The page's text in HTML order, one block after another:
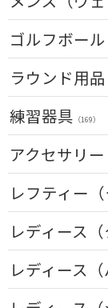
アイアン単
ウェッジ(右
パター(右用)
チッパー(右
USモデル
カスタム
トートバッ
カートバッ
トップス （55）
ボトムス
アウター
インナー（17）
ソックス（25）
グローブ （45）
その他 （11）
ゴルフボール
ラウンド用品
GPSナビ
距離測定器
ティー
ボールケー
マーカー （35）
グリーンフ
ネームプレ
傘 （23）
練習器具 （169）
パターマット
スイング練
アクセサリー
ヘッドカバ
シューズケ
トラベルケ
ポーチ （12）
帽子
レフティー（
クラブセッ
ドライバー(
フェアウェ
レディース（
クラブセッ
ドライバー
レディース（
キャディバ